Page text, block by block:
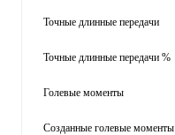
Точные длинные передачи
Точные длинные передачи %
Голевые моменты
Созданные голевые моменты